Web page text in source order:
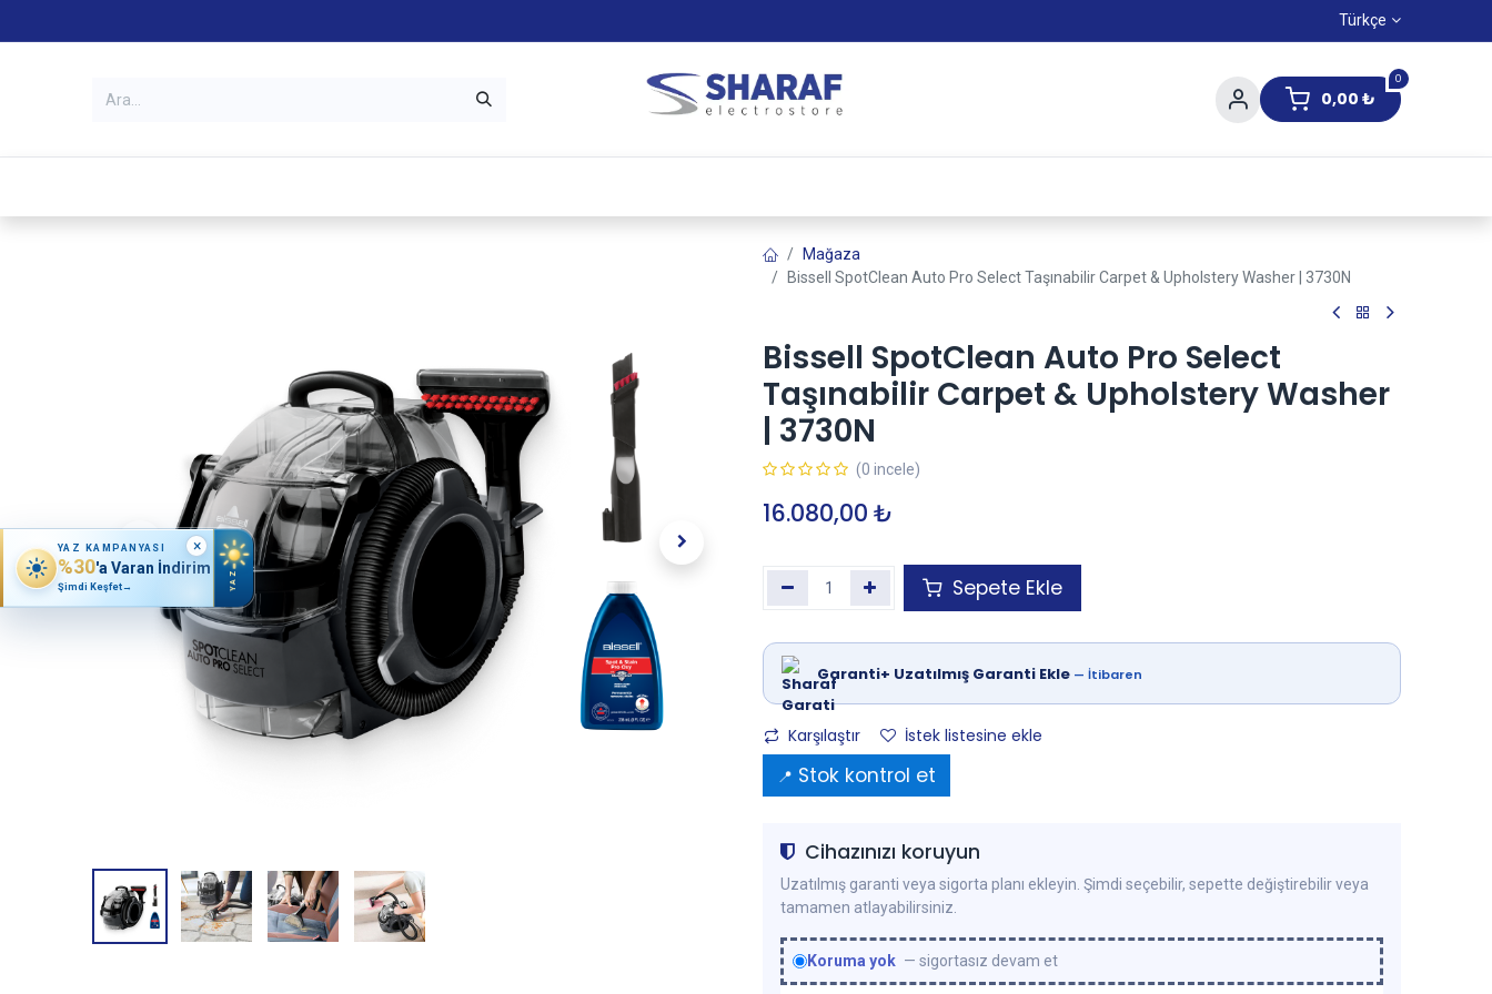
Türkçe
0
0,00 ₺
Mağaza
Bissell SpotClean Auto Pro Select Taşınabilir Carpet & Upholstery Washer | 3730N
Bissell SpotClean Auto Pro Select
Taşınabilir Carpet & Upholstery Washer
| 3730N
(0 incele)
16.080,00 ₺
Sepete Ekle
Garanti+ Uzatılmış Garanti Ekle — İtibaren
Karşılaştır
İstek listesine ekle
📍 Stok kontrol et
Cihazınızı koruyun
Uzatılmış garanti veya sigorta planı ekleyin. Şimdi seçebilir, sepette değiştirebilir veya
tamamen atlayabilirsiniz.
Koruma yok — sigortasız devam et
YAZ KAMPANYASI
%30'a Varan İndirim
Şimdi Keşfet→ YAZ
×